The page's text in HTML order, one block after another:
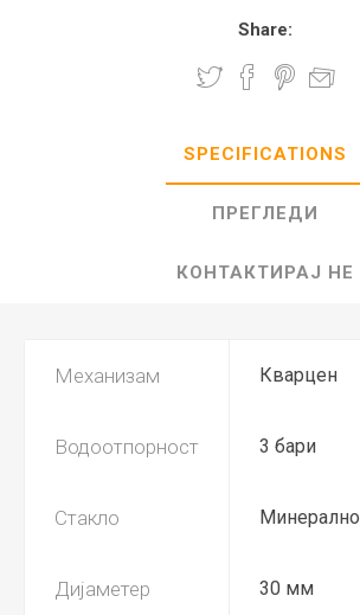
Share:
SPECIFICATIONS
ПРЕГЛЕДИ
КОНТАКТИРАЈ НЕ
Механизам Кварцен
Водоотпорност 3 бари
Стакло Минерално
Дијаметер 30 мм